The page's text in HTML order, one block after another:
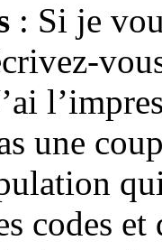
: Si je
une
codes